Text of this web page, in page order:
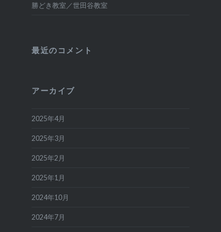
勝どき教室／世田谷教室
最近のコメント
アーカイブ
2025年4月
2025年3月
2025年2月
2025年1月
2024年10月
2024年7月